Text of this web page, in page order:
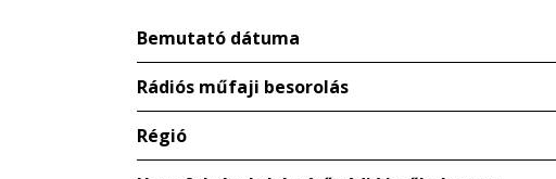
Bemutató dátuma
Rádiós műfaji besorolás
Régió